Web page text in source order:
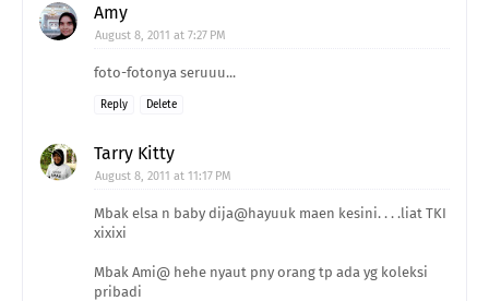
Amy
August 8, 2011 at 7:27 PM
foto-fotonya seruuu...
Reply Delete
Tarry Kitty
August 8, 2011 at 11:17 PM
Mbak elsa n baby dija@hayuuk maen kesini. . . .liat TKI
xixixi
Mbak Ami@ hehe nyaut pny orang tp ada yg koleksi
pribadi